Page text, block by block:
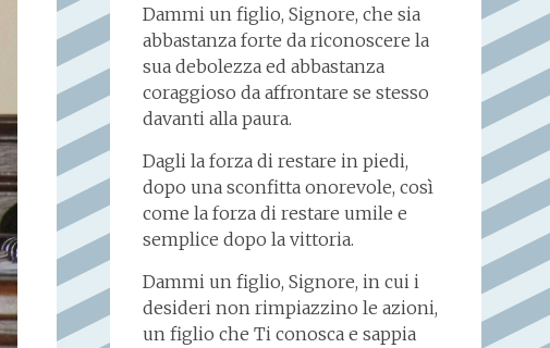
Dammi un figlio, Signore, che sia
abbastanza forte da riconoscere la
sua debolezza ed abbastanza
coraggioso da affrontare se stesso
davanti alla paura.
Dagli la forza di restare in piedi,
dopo una sconfitta onorevole, così
come la forza di restare umile e
semplice dopo la vittoria.
Dammi un figlio, Signore, in cui i
desideri non rimpiazzino le azioni,
un figlio che Ti conosca e sappia